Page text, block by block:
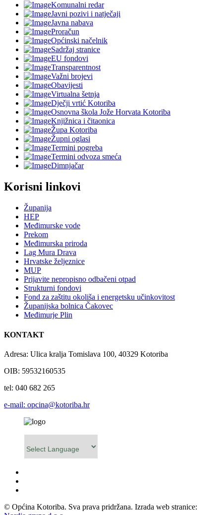
Komunalni redar
Javni pozivi i natječaji
Javna nabava
Proračun
Općinski načelnik
Sadržaj stranice
EU fondovi
Transparentnost
Važni brojevi
Obavijesti
Virtualna šetnja
Dječji vrtić Kotoriba
Osnovna škola Jože Horvata Kotoriba
Knjižnica i čitaonica
Župa Kotoriba
Župni oglasi
Termini pogreba
Termini odvoza smeća
Dimnjačar
Korisni linkovi
Županija
HEP
Međimurske vode
Prekom
Međimurska priroda
Lag Mura Drava
Hrvatske željeznice
MUP
Prijavite nepropisno odbačeni otpad
Strukturni fondovi
Fond za zaštitu okoliša i energetsku učinkovitost
Županijska bolnica Čakovec
Međimurje Plin
KONTAKT
Adresa: Ulica kralja Tomislava 100, 40329 Kotoriba
OIB: 59532160535
tel: 040 682 265
e-mail: opcina@kotoriba.hr
© Općina Kotoriba. Sva prava pridržana. Izrada web stranice: